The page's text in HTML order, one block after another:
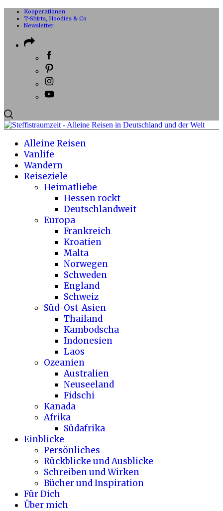
Kooperationen
T-Shirts, Hoodies & Co
Newsletter
Alleine Reisen
Vanlife
Wandern
Reiseziele
Heimatliebe
Hessen rockt
Deutschlandweit
Europa
Frankreich
Kroatien
Malta
Norwegen
Schweden
England
Schweiz
Süd-Ost-Asien
Thailand
Kambodscha
Indonesien
Laos
Ozeanien
Australien
Neuseeland
Fidschi
Kanada
Afrika
Südafrika
Einblicke
Persönliches
Rückblicke und Ausblicke
Schreiben und Wirken
Bücher und Inspiration
Für Dich
Über mich